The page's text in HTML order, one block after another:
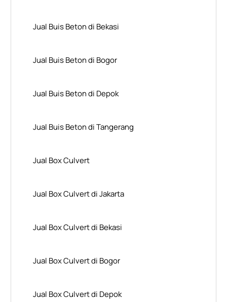
Jual Buis Beton di Bekasi
Jual Buis Beton di Bogor
Jual Buis Beton di Depok
Jual Buis Beton di Tangerang
Jual Box Culvert
Jual Box Culvert di Jakarta
Jual Box Culvert di Bekasi
Jual Box Culvert di Bogor
Jual Box Culvert di Depok